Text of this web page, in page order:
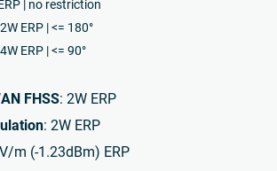
| no restriction
ERP | <= 180°
ERP | <= 90°
FHSS: 2W ERP
: 2W ERP
m (-1.23dBm) ERP